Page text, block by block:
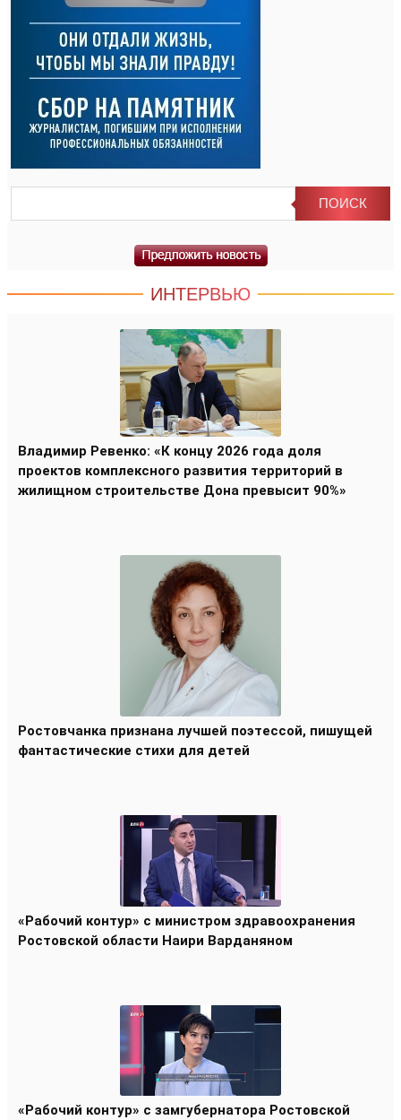
ИНТЕРВЬЮ
Владимир Ревенко: «К концу 2026 года доля
проектов комплексного развития территорий в
жилищном строительстве Дона превысит 90%»
Ростовчанка признана лучшей поэтессой, пишущей
фантастические стихи для детей
«Рабочий контур» с министром здравоохранения
Ростовской области Наири Варданяном
«Рабочий контур» с замгубернатора Ростовской